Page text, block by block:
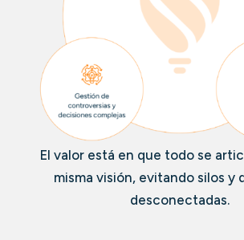
El valor está en que todo se
misma visión, evitando silos y
desconectadas.